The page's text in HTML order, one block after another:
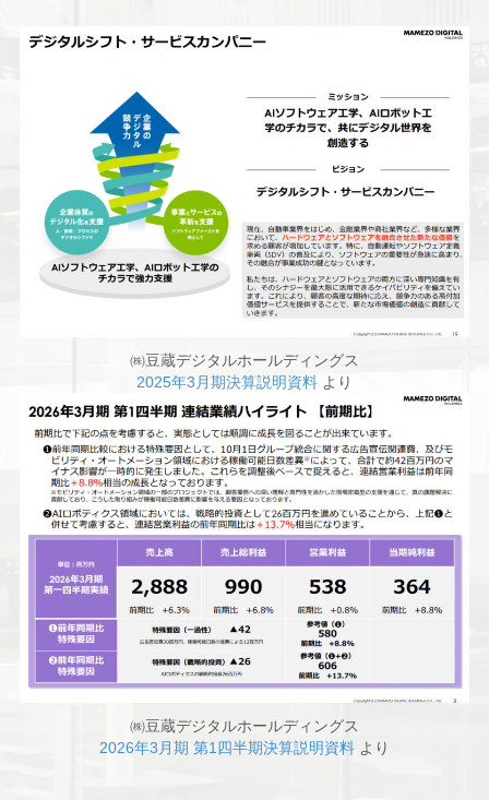
㈱豆蔵デジタルホールディングス
2025年3月期決算説明資料 より
㈱豆蔵デジタルホールディングス
2026年3月期 第1四半期決算説明資料 より